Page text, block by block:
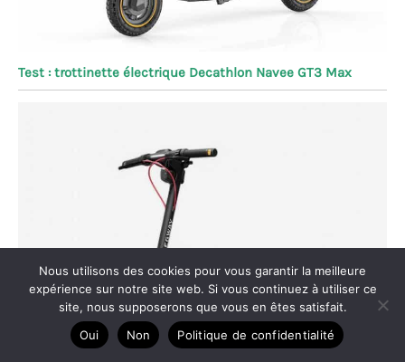
Test : trottinette électrique Decathlon Navee GT3 Max
Nous utilisons des cookies pour vous garantir la meilleure
expérience sur notre site web. Si vous continuez à utiliser ce
site, nous supposerons que vous en êtes satisfait.
Oui
Non Politique de confidentialité